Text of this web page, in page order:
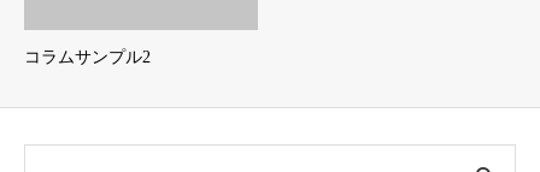
コラムサンプル2